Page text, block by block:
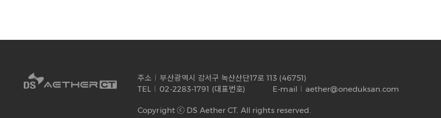
주소
부산광역시 강서구 녹산산단17로 113 (46751)
TEL
02-2283-1791 (대표번호) E-mail aether@oneduksan.com
Copyright ⓒ DS Aether CT. All rights reserved.